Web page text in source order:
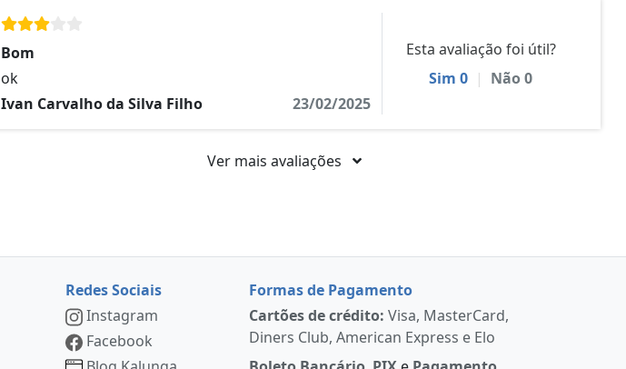
Bom
ok
Ivan Carvalho da Silva Filho
23/02/2025
Esta avaliação foi útil?
Sim 0 | Não0
Ver mais avaliações
Redes Sociais
Instagram
Facebook
Formas de Pagamento
Cartões de crédito: Visa, MasterCard,
Diners Club, American Express e Elo